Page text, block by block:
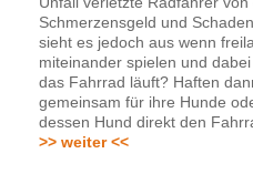
Schmerzensgeld und
sieht es jedoch aus wenn
miteinander spielen und
das Fahrrad läuft? Haften
gemeinsam für ihre Hunde
dessen Hund direkt den
>> weiter <<